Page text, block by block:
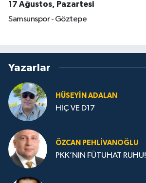
17 Ağustos, Pazartesi
Samsunspor - Göztepe
Yazarlar
HÜSEYIN ADALAN
HİÇ VE D17
ÖZCAN PEHLIVANOĞLU
PKK’NIN FÜTUHAT RUHU!